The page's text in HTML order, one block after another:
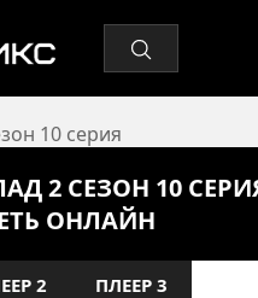
10 серия
2 СЕЗОН 10
ОНЛАЙН
2 ПЛЕЕР 3